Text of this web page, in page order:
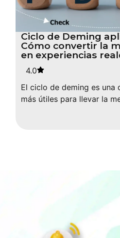
Ciclo de Deming
Cómo convertir la
en experiencias
4.0
El ciclo de deming es una
más útiles para llevar la